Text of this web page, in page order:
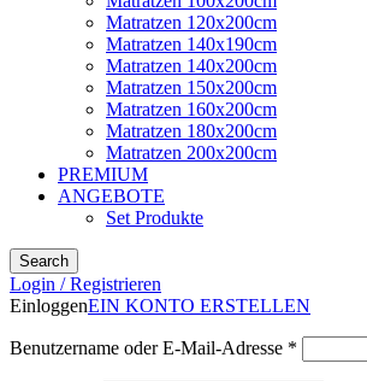
Matratzen 120x200cm
Matratzen 140x190cm
Matratzen 140x200cm
Matratzen 150x200cm
Matratzen 160x200cm
Matratzen 180x200cm
Matratzen 200x200cm
PREMIUM
ANGEBOTE
Set Produkte
Search
Login / Registrieren
EinloggenEIN KONTO ERSTELLEN
Benutzername oder E-Mail-Adresse *